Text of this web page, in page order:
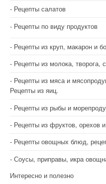
Рецепты салатов
Рецепты по виду продуктов
Рецепты из круп, макарон и
Рецепты из молока, творога,
Рецепты из мяса и
Рецепты из яиц.
Рецепты из рыбы и
Рецепты из фруктов, орехов
Рецепты овощных блюд,
Соусы, приправы, икра
Интересно и полезно